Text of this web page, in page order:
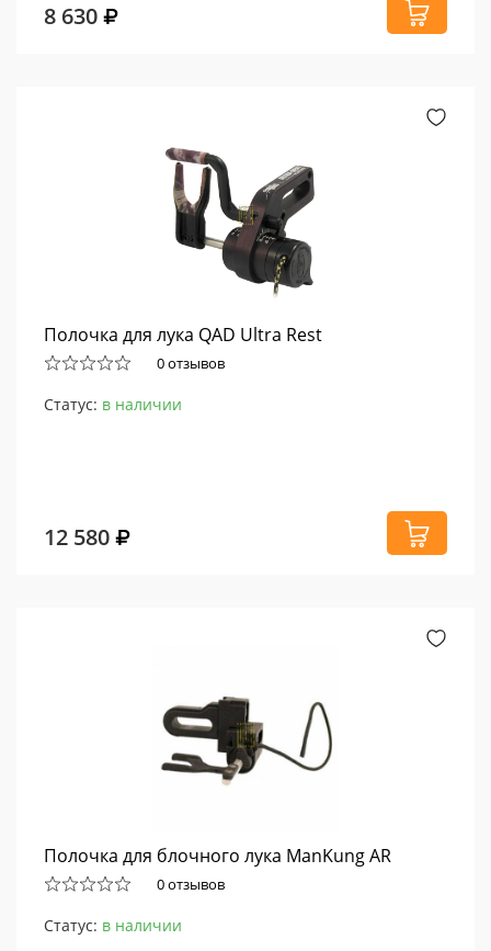
8 630
Полочка для лука QAD Ultra Rest
0 отзывов
Статус: в наличии
12 580
Полочка для блочного лука ManKung AR
0 отзывов
Статус: в наличии